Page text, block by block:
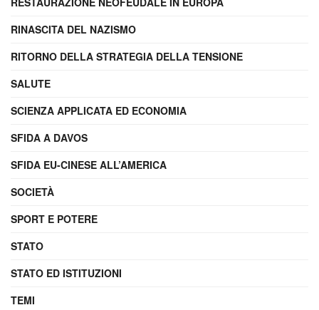
RINASCITA DEL NAZISMO
RITORNO DELLA STRATEGIA DELLA TENSIONE
SALUTE
SCIENZA APPLICATA ED ECONOMIA
SFIDA A DAVOS
SFIDA EU-CINESE ALL’AMERICA
SOCIETÀ
SPORT E POTERE
STATO
STATO ED ISTITUZIONI
TEMI